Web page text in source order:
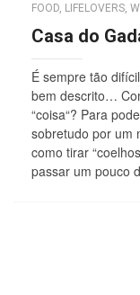
FOOD LIFELOVERS
Casa do
É sempre tão
bem descrito…
“coisa“? Para
sobretudo por um
como tirar
passar um pouco